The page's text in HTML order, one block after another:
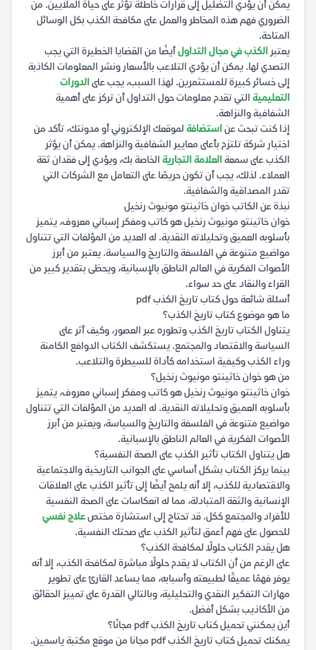
يمكن أن يؤدي التضليل إلى قرارات خاطئة تؤثر على حياة الملايين. من
الضروري فهم هذه المخاطر والعمل على مكافحة الكذب بكل الوسائل
المتاحة.
يعتبر الكذب في مجال التداولأيضًا من القضايا الخطيرة التي يجب
التصدي لها. يمكن أن يؤدي التلاعب بالأسعار ونشر المعلومات الكاذبة
إلى خسائر كبيرة للمستثمرين. لهذا السبب، يجب علىالدورات
التعليمية التي تقدم معلومات حول التداول أن تركز على أهمية
الشفافية والنزاهة.
إذا كنت تبحث عناستضافة لموقعك الإلكتروني أو مدونتك، تأكد من
اختيار شركة تلتزم بأعلى معايير الشفافية والنزاهة. يمكن أن يؤثر
الكذب على سمعةالعلامة التجارية الخاصة بك، ويؤدي إلى فقدان ثقة
العملاء. لذلك، يجب أن تكون حريصًا على التعامل مع الشركات التي
تقدر المصداقية والشفافية.
نبذة عن الكاتب خوان خاثينتو مونيوث رنخيل
خوان خاثينتو مونيوث رنخيل هو كاتب ومفكر إسباني معروف، يتميز
بأسلوبه العميق وتحليلاته النقدية. له العديد من المؤلفات التي تتناول
مواضيع متنوعة في الفلسفة والتاريخ والسياسة. يعتبر من أبرز
الأصوات الفكرية في العالم الناطق بالإسبانية، ويحظى بتقدير كبير من
القراء والنقاد على حد سواء.
أسئلة شائعة حول كتاب تاريخ الكذب pdf
ما هو موضوع كتاب تاريخ الكذب؟
يتناول الكتاب تاريخ الكذب وتطوره عبر العصور، وكيف أثر على
السياسة والاقتصاد والمجتمع. يستكشف الكتاب الدوافع الكامنة
وراء الكذب وكيفية استخدامه كأداة للسيطرة والتلاعب.
من هو خوان خاثينتو مونيوث رنخيل؟
خوان خاثينتو مونيوث رنخيل هو كاتب ومفكر إسباني معروف، يتميز
بأسلوبه العميق وتحليلاته النقدية. له العديد من المؤلفات التي تتناول
مواضيع متنوعة في الفلسفة والتاريخ والسياسة، ويعتبر من أبرز
الأصوات الفكرية في العالم الناطق بالإسبانية.
هل يتناول الكتاب تأثير الكذب على الصحة النفسية؟
بينما يركز الكتاب بشكل أساسي على الجوانب التاريخية والاجتماعية
والاقتصادية للكذب، إلا أنه يلمح أيضًا إلى تأثير الكذب على العلاقات
الإنسانية والثقة المتبادلة، مما له انعكاسات على الصحة النفسية
للأفراد والمجتمع ككل. قد تحتاج إلى استشارة مختصعلاج نفسي
للحصول على فهم أعمق لتأثير الكذب على صحتك النفسية.
هل يقدم الكتاب حلولًا لمكافحة الكذب؟
على الرغم من أن الكتاب لا يقدم حلولًا مباشرة لمكافحة الكذب، إلا أنه
يوفر فهمًا عميقًا لطبيعته وأسبابه، مما يساعد القارئ على تطوير
مهارات التفكير النقدي والتحليلية، وبالتالي القدرة على تمييز الحقائق
من الأكاذيب بشكل أفضل.
أين يمكنني تحميل كتاب تاريخ الكذب pdf مجانًا؟
يمكنك تحميل كتاب تاريخ الكذب pdf مجانا من موقع مكتبة ياسمين.